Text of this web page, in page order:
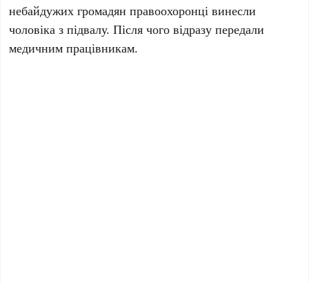
небайдужих громадян правоохоронці винесли
чоловіка з підвалу. Після чого відразу передали
медичним працівникам.